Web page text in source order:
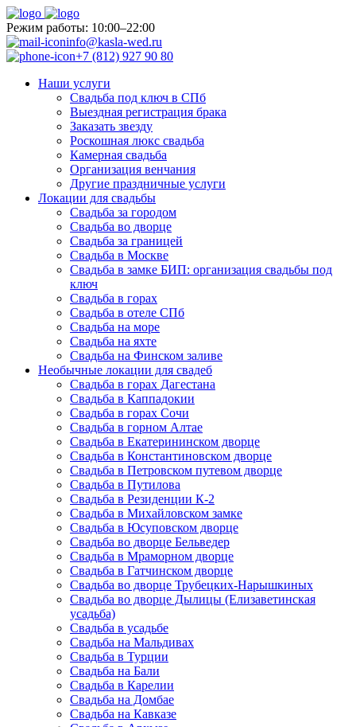
Pежим работы: 10:00–22:00
info@kasla-wed.ru
+7 (812) 927 90 80
Наши услуги
Свадьба под ключ в СПб
Выездная регистрация брака
Заказать звезду
Роскошная люкс свадьба
Камерная свадьба
Организация венчания
Другие праздничные услуги
Локации для свадьбы
Свадьба за городом
Свадьба во дворце
Свадьба за границей
Свадьба в Москве
Свадьба в замке БИП: организация свадьбы под
ключ
Свадьба в горах
Свадьба в отеле СПб
Свадьба на море
Свадьба на яхте
Свадьба на Финском заливе
Необычные локации для свадеб
Свадьба в горах Дагестана
Свадьба в Каппадокии
Свадьба в горах Сочи
Свадьба в горном Алтае
Свадьба в Екатерининском дворце
Свадьба в Константиновском дворце
Свадьба в Петровском путевом дворце
Свадьба в Путилова
Свадьба в Резиденции К-2
Свадьба в Михайловском замке
Свадьба в Юсуповском дворце
Свадьба во дворце Бельведер
Свадьба в Мраморном дворце
Свадьба в Гатчинском дворце
Свадьба во дворце Трубецких-Нарышкиных
Свадьба во дворце Дылицы (Елизаветинская
усадьба)
Свадьба в усадьбе
Свадьба на Мальдивах
Свадьба в Турции
Свадьба на Бали
Свадьба в Карелии
Свадьба на Домбае
Свадьба на Кавказе